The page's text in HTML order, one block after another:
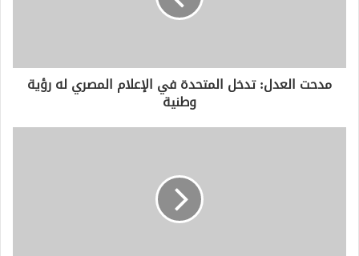
ر
مدحت العدل: تدخل المتحدة في الإعلام المصري له رؤية
وطنية